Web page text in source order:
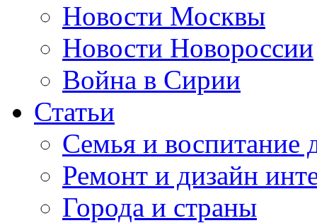
Новости Москвы
Новости Новороссии
Война в Сирии
Статьи
Семья и воспитание
Ремонт и дизайн
Города и страны